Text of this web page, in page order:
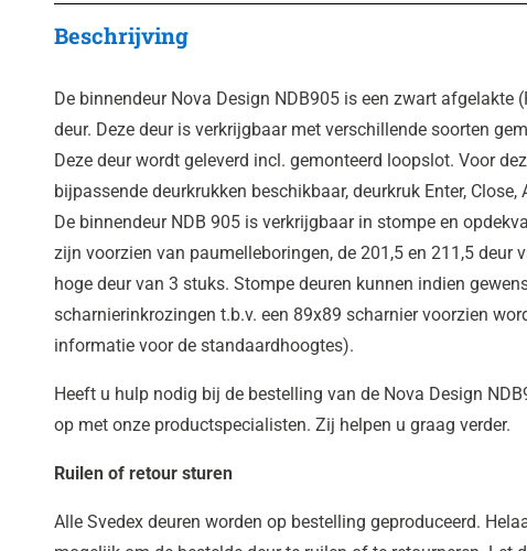
Beschrijving
De binnendeur Nova Design NDB905 is een zwart afgelakte
deur. Deze deur is verkrijgbaar met verschillende soorten
Deze deur wordt geleverd incl. gemonteerd loopslot. Voor
bijpassende deurkrukken beschikbaar, deurkruk Enter, Close,
De binnendeur NDB 905 is verkrijgbaar in stompe en
zijn voorzien van paumelleboringen, de 201,5 en 211,5 deur
hoge deur van 3 stuks. Stompe deuren kunnen indien
scharnierinkrozingen t.b.v. een 89x89 scharnier voorzien
informatie voor de standaardhoogtes).
Heeft u hulp nodig bij de bestelling van de Nova Design
op met onze productspecialisten. Zij helpen u graag verder.
Ruilen of retour sturen
Alle Svedex deuren worden op bestelling geproduceerd.